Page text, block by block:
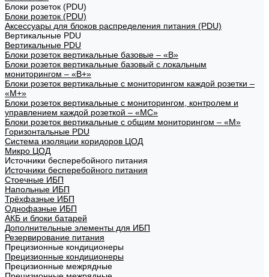
Блоки розеток (PDU)
Блоки розеток (PDU)
Аксессуары для блоков распределения питания (PDU)
Вертикальные PDU
Вертикальные PDU
Блоки розеток вертикальные базовые – «В»
Блоки розеток вертикальные базовый с локальным
мониторингом – «В+»
Блоки розеток вертикальные с мониторингом каждой розетки –
«М+»
Блоки розеток вертикальные с мониторингом, контролем и
управлением каждой розеткой – «МС»
Блоки розеток вертикальные с общим мониторингом – «М»
Горизонтальные PDU
Система изоляции коридоров ЦОД
Микро ЦОД
Источники бесперебойного питания
Источники бесперебойного питания
Стоечные ИБП
Напольные ИБП
Трёхфазные ИБП
Однофазные ИБП
АКБ и блоки батарей
Дополнительные элементы для ИБП
Резервирование питания
Прецизионные кондиционеры
Прецизионные кондиционеры
Прецизионные межрядные